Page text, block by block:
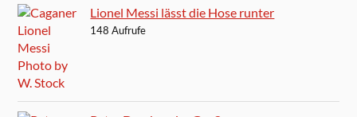
Lionel Messi lässt die Hose runter
148 Aufrufe